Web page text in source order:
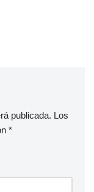
publicada. Los
*